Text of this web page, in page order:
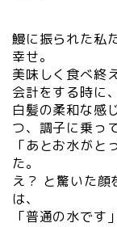
鰻に振られた私
幸せ。
美味しく食べ終
会計をする時に、
白髪の柔和な感
つ、調子に乗っ
「あとお水がと
た。
え？ と驚いた顔
は、
「普通の水です」